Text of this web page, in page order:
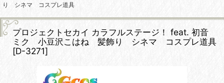
り シネマ コスプレ道具
プロジェクトセカイ カラフルステージ！ feat. 初音
ミク 小豆沢こはね 髪飾り シネマ コスプレ道具
[D-3271]